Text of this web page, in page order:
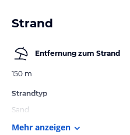
Strand
Entfernung zum Strand
150 m
Strandtyp
Sand
Mehr anzeigen